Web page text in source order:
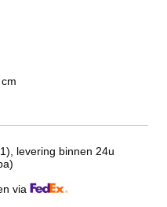
levering binnen 24u
via